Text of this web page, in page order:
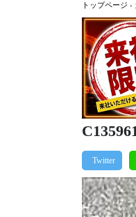
トップページ ›